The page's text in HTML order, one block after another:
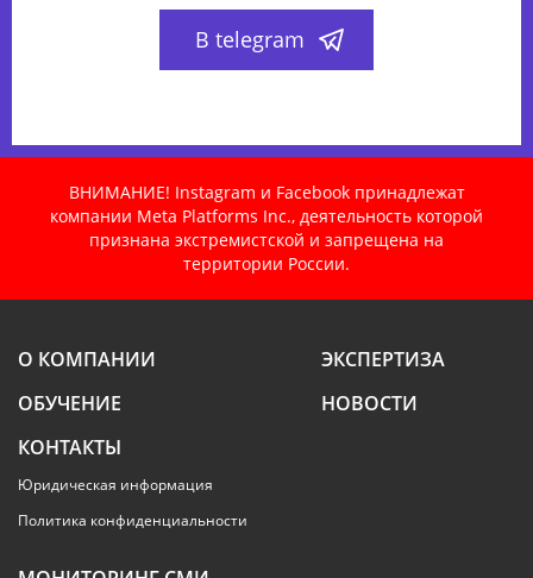
В telegram
ВНИМАНИЕ! Instagram и Facebook принадлежат
компании Meta Platforms Inc., деятельность которой
признана экстремистской и запрещена на
территории России.
О КОМПАНИИ
ЭКСПЕРТИЗА
ОБУЧЕНИЕ
НОВОСТИ
КОНТАКТЫ
Юридическая информация
Политика конфиденциальности